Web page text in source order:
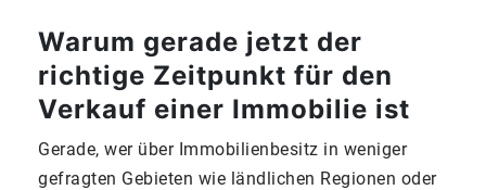
Warum gerade jetzt der
richtige Zeitpunkt für den
Verkauf einer Immobilie ist
Gerade, wer über Immobilienbesitz in weniger
gefragten Gebieten wie ländlichen Regionen oder